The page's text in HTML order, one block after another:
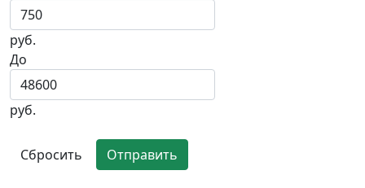
руб.
До
руб.
Сбросить Отправить